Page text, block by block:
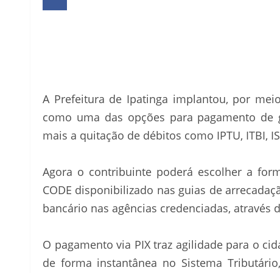
A Prefeitura de Ipatinga implantou, por
como uma das opções para pagamento
mais a quitação de débitos como IPTU, ITBI,
Agora o contribuinte poderá escolher a
CODE disponibilizado nas guias de
bancário nas agências credenciadas, através
O pagamento via PIX traz agilidade para o
de forma instantânea no Sistema